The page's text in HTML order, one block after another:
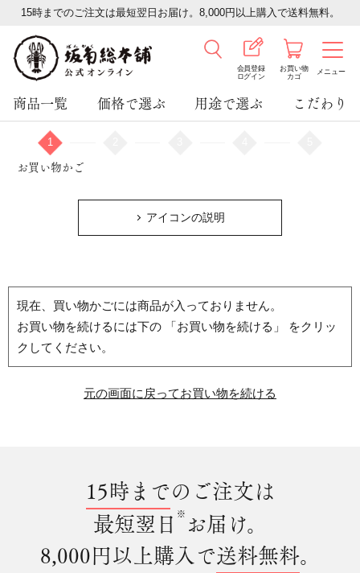
15時までのご注文は最短翌日お届け。8,000円以上購入で送料無料。
会員登録
ログイン
お買い物
カゴ
メニュー
商品一覧 価格で選ぶ 用途で選ぶ こだわり
1
お買い物かご
アイコンの説明
現在、買い物かごには商品が入っておりません。
お買い物を続けるには下の 「お買い物を続ける」 をクリッ
クしてください。
元の画面に戻ってお買い物を続ける
15時までのご注文は
最短翌日 ※ お届け。
8,000円以上購入で送料無料。